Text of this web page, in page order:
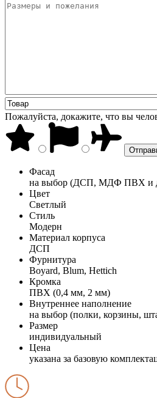
Пожалуйста, докажите, что вы
Фасад
на выбор (ДСП, МДФ ПВХ и
Цвет
Светлый
Стиль
Модерн
Материал корпуса
ДСП
Фурнитура
Boyard, Blum, Hettich
Кромка
ПВХ (0,4 мм, 2 мм)
Внутреннее наполнение
на выбор (полки, корзины,
Размер
индивидуальный
Цена
указана за базовую